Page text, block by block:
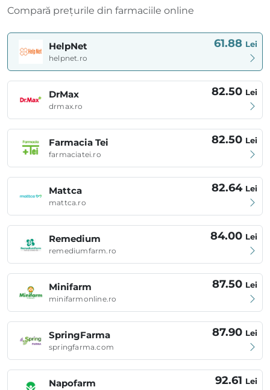
Compară prețurile din farmaciile online
HelpNet
helpnet.ro
61.88 Lei
DrMax
drmax.ro
82.50 Lei
Farmacia Tei
farmaciatei.ro
82.50 Lei
Mattca
mattca.ro
82.64 Lei
Remedium
remediumfarm.ro
84.00 Lei
Minifarm
minifarmonline.ro
87.50 Lei
SpringFarma
springfarma.com
87.90 Lei
Napofarm 92.61 Lei